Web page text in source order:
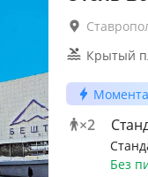
Крытый
×2
Без